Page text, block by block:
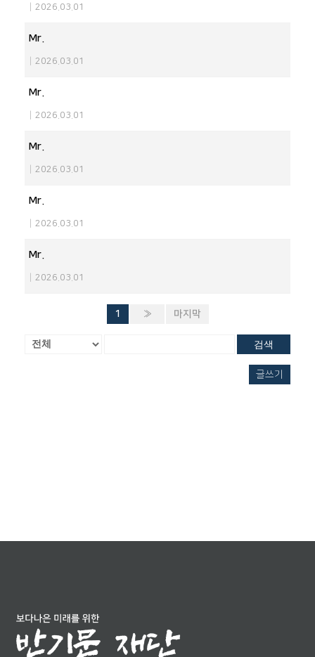
2026.03.01
Mr.
2026.03.01
Mr.
2026.03.01
Mr.
2026.03.01
Mr.
2026.03.01
Mr.
2026.03.01
1 » 마지막
검색
글쓰기